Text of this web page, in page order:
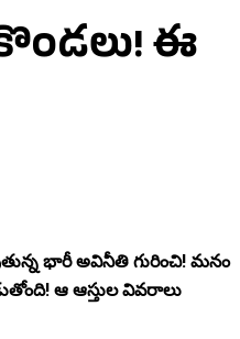
ఈ
భారీ అవినీతి గురించి! మనం
ఆ ఆస్తుల వివరాలు